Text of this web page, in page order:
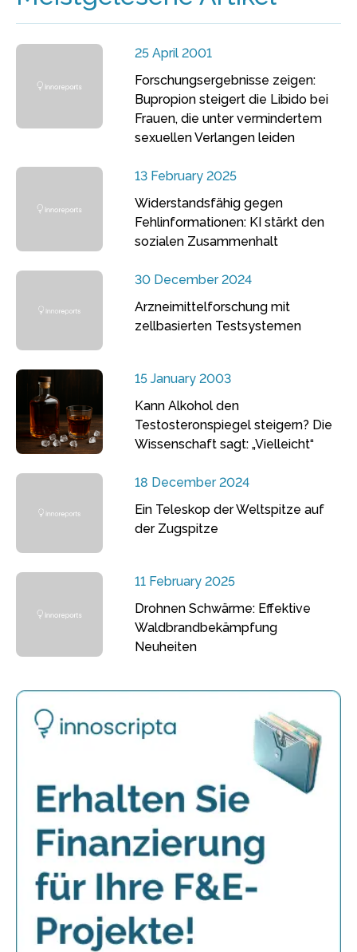
25 April 2001
Forschungsergebnisse zeigen:
Bupropion steigert die Libido bei
Frauen, die unter vermindertem
sexuellen Verlangen leiden
13 February 2025
Widerstandsfähig gegen
Fehlinformationen: KI stärkt den
sozialen Zusammenhalt
30 December 2024
Arzneimittelforschung mit
zellbasierten Testsystemen
15 January 2003
Kann Alkohol den
Testosteronspiegel steigern? Die
Wissenschaft sagt: „Vielleicht“
18 December 2024
Ein Teleskop der Weltspitze auf
der Zugspitze
11 February 2025
Drohnen Schwärme: Effektive
Waldbrandbekämpfung
Neuheiten